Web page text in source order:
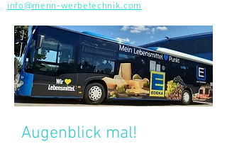
info@menn-werbetechnik.com
Augenblick mal!